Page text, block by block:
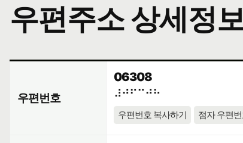
우편주소 상세정
우편번호
06308
⠼⠚⠋⠉⠚⠓
우편번호 복사하기 점자 우편